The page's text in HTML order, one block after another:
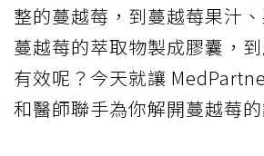
整的蔓越莓，到蔓越莓果汁
蔓越莓的萃取物製成膠囊，
有效呢？今天就讓
和醫師聯手為你解開蔓越莓的